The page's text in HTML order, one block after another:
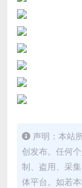
声明：本站
创发布。任何
制、盗用、采
体平台。如若